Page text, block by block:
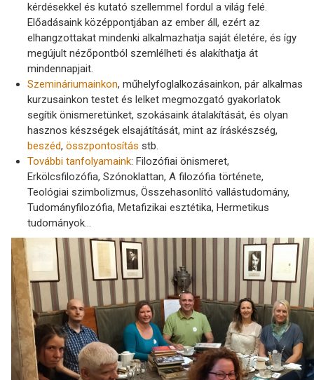
kérdésekkel és kutató szellemmel fordul a világ felé.
Előadásaink középpontjában az ember áll, ezért az
elhangzottakat mindenki alkalmazhatja saját életére, és így
megújult nézőpontból szemlélheti és alakíthatja át
mindennapjait.
Szemináriumainkon, műhelyfoglalkozásainkon, pár alkalmas
kurzusainkon testet és lelket megmozgató gyakorlatok
segítik önismeretünket, szokásaink átalakítását, és olyan
hasznos készségek elsajátítását, mint az íráskészség,
beszéd, összpontosítás stb.
További tanfolyamaink: Filozófiai önismeret,
Erkölcsfilozófia, Szónoklattan, A filozófia története,
Teológiai szimbolizmus, Összehasonlító vallástudomány,
Tudományfilozófia, Metafizikai esztétika, Hermetikus
tudományok…